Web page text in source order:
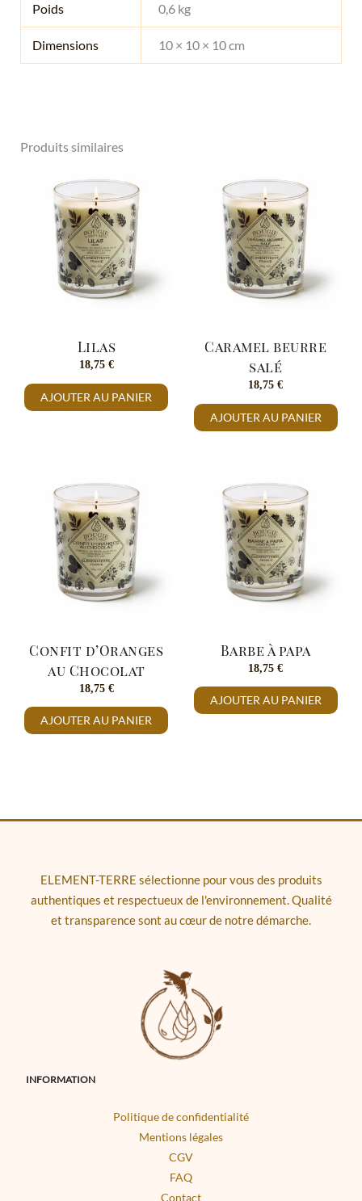
Poids 0,6 kg
Dimensions 10 × 10 × 10 cm
Produits similaires
Lilas
18,75 €
AJOUTER AU PANIER
Caramel beurre
salé
18,75€
AJOUTER AU PANIER
Confit d’Oranges
au Chocolat
18,75 €
AJOUTER AU PANIER
Barbe à papa
18,75€
AJOUTER AU PANIER
ELEMENT-TERRE sélectionne pour vous des produits
authentiques et respectueux de l'environnement. Qualité
et transparence sont au cœur de notre démarche.
INFORMATION
Politique de confidentialité
Mentions légales
CGV
FAQ
Contact